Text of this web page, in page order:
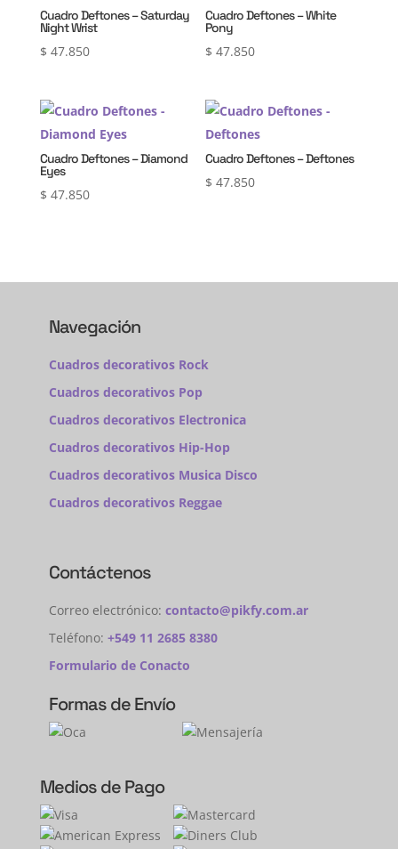
Cuadro Deftones – Saturday
Night Wrist
$ 47.850
Cuadro Deftones – White
Pony
$ 47.850
Cuadro Deftones – Diamond
Eyes
$ 47.850
Cuadro Deftones – Deftones
$ 47.850
Navegación
Cuadros decorativos Rock
Cuadros decorativos Pop
Cuadros decorativos Electronica
Cuadros decorativos Hip-Hop
Cuadros decorativos Musica Disco
Cuadros decorativos Reggae
Contáctenos
Correo electrónico: contacto@pikfy.com.ar
Teléfono: +549 11 2685 8380
Formulario de Conacto
Formas de Envío
Medios de Pago